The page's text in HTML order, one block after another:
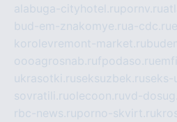
alabuga-cityhotel.rupornv.ru
bud-em-znakomye.rua-cdc.ru
korolevremont-market.ru
oooagrosnab.rufpodaso.ru
ukrasotki.ruseksuzbek.ruseks-
sovratili.ruolecoon.ruvd-
rbc-news.ruporno-skvirt.ru